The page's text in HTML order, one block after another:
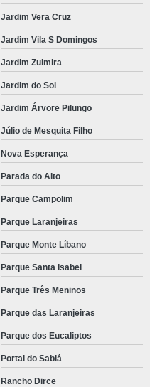
Jardim Vera Cruz
Jardim Vila S Domingos
Jardim Zulmira
Jardim do Sol
Jardim Árvore Pilungo
Júlio de Mesquita Filho
Nova Esperança
Parada do Alto
Parque Campolim
Parque Laranjeiras
Parque Monte Líbano
Parque Santa Isabel
Parque Três Meninos
Parque das Laranjeiras
Parque dos Eucaliptos
Portal do Sabiá
Rancho Dirce